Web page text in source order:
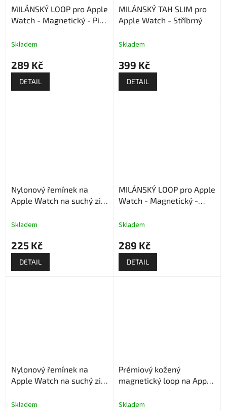
MILÁNSKÝ LOOP pro Apple
Watch - Magnetický - Pink
Skladem
289 Kč
DETAIL
MILÁNSKÝ TAH SLIM pro
Apple Watch - Stříbrný
Skladem
399 Kč
DETAIL
Nylonový řemínek na
Apple Watch na suchý zip
Skladem
225 Kč
DETAIL
MILÁNSKÝ LOOP pro Apple
Watch - Magnetický -
Skladem
289 Kč
DETAIL
Nylonový řemínek na
Apple Watch na suchý zip
Skladem
Prémiový kožený
magnetický loop na Apple
Skladem